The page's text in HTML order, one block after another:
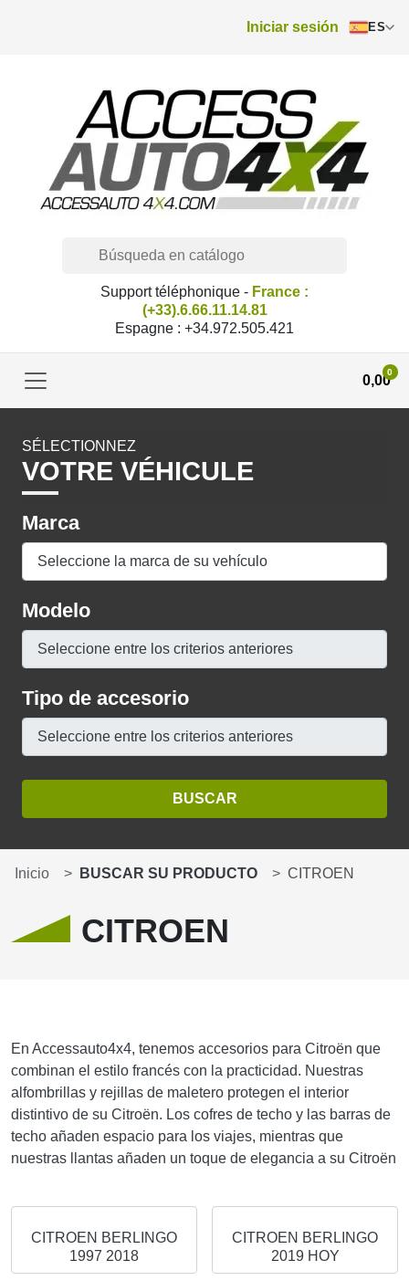
Iniciar sesión ES
Support téléphonique - France :
(+33).6.66.11.14.81
Espagne : +34.972.505.421
0,00
0
SÉLECTIONNEZ
VOTRE VÉHICULE
Marca
Modelo
Tipo de accesorio
Inicio BUSCAR SU PRODUCTO CITROEN
CITROEN
En Accessauto4x4, tenemos accesorios para Citroën que
combinan el estilo francés con la practicidad. Nuestras
alfombrillas y rejillas de maletero protegen el interior
distintivo de su Citroën. Los cofres de techo y las barras de
techo añaden espacio para los viajes, mientras que
nuestras llantas añaden un toque de elegancia a su Citroën
CITROEN BERLINGO
1997 2018
CITROEN BERLINGO
2019 HOY